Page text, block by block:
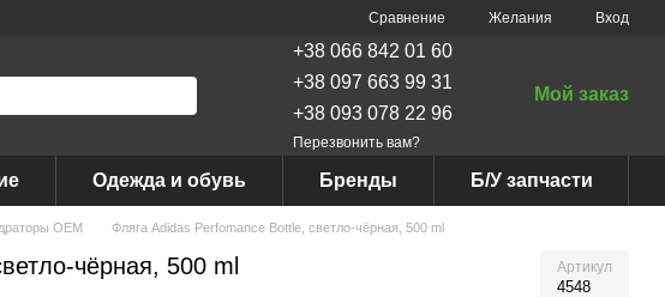
Сравнение Желания Вход
+38 066 842 01 60
+38 097 663 99 31
+38 093 078 22 96
Перезвонить вам?
Мой заказ
Одежда и обувь Бренды Б/У запчасти
OEM Фляга Adidas Perfomance Bottle, светло-чёрная, 500 ml
чёрная, 500 ml Артикул
4548